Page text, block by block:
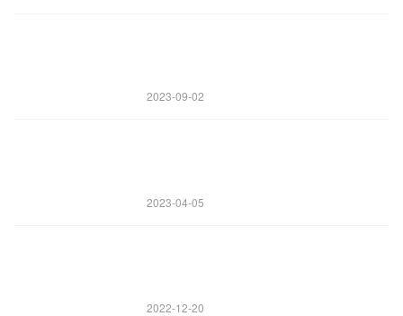
2023-09-02
2023-04-05
2022-12-20